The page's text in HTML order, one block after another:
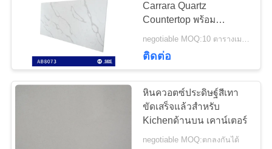
Carrara Quartz
Countertop พร้อม
Btahroom Vanity top
negotiable MOQ:10 ตารางเมตร
ติดต่อ
หินควอตซ์ประดิษฐ์สีเทา
ขัดเสร็จแล้วสำหรับ
Kichenด้านบน เคาน์เตอร์
negotiable MOQ:ตกลงกันได้